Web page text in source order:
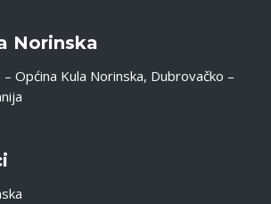
Norinska
Općina Kula Norinska, Dubrovačko –